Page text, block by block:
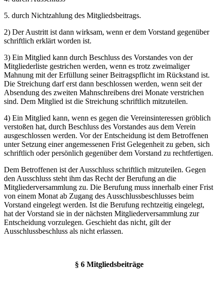
5. durch Nichtzahlung des Mitgliedsbeitrags.
2) Der Austritt ist dann wirksam, wenn er dem Vorstand gegenüber
schriftlich erklärt worden ist.
3) Ein Mitglied kann durch Beschluss des Vorstandes von der
Mitgliederliste gestrichen werden, wenn es trotz zweimaliger
Mahnung mit der Erfüllung seiner Beitragspflicht im Rückstand ist.
Die Streichung darf erst dann beschlossen werden, wenn seit der
Absendung des zweiten Mahnschreibens drei Monate verstrichen
sind. Dem Mitglied ist die Streichung schriftlich mitzuteilen.
4) Ein Mitglied kann, wenn es gegen die Vereinsinteressen gröblich
verstoßen hat, durch Beschluss des Vorstandes aus dem Verein
ausgeschlossen werden. Vor der Entscheidung ist dem Betroffenen
unter Setzung einer angemessenen Frist Gelegenheit zu geben, sich
schriftlich oder persönlich gegenüber dem Vorstand zu rechtfertigen.
Dem Betroffenen ist der Ausschluss schriftlich mitzuteilen. Gegen
den Ausschluss steht ihm das Recht der Berufung an die
Mitgliederversammlung zu. Die Berufung muss innerhalb einer Frist
von einem Monat ab Zugang des Ausschlussbeschlusses beim
Vorstand eingelegt werden. Ist die Berufung rechtzeitig eingelegt,
hat der Vorstand sie in der nächsten Mitgliederversammlung zur
Entscheidung vorzulegen. Geschieht das nicht, gilt der
Ausschlussbeschluss als nicht erlassen.
§ 6 Mitgliedsbeiträge